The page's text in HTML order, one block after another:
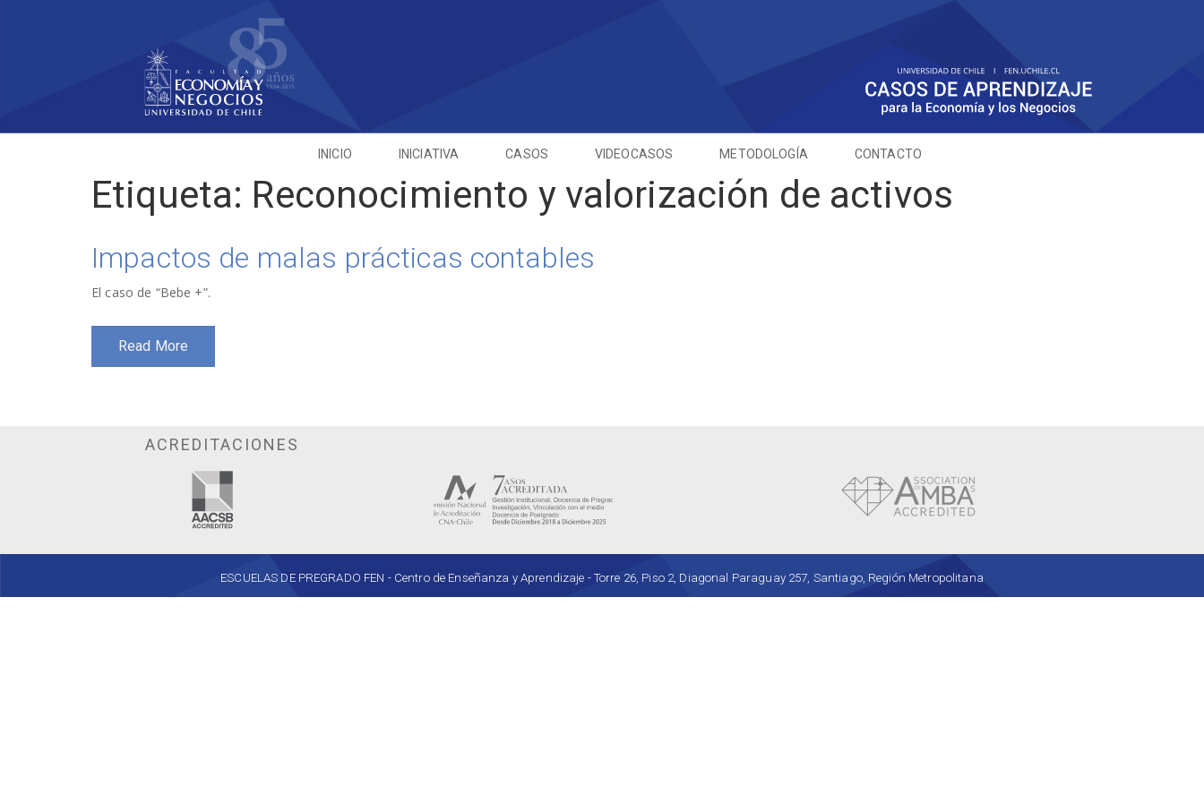
INICIO INICIATIVA CASOS VIDEOCASOS METODOLOGÍA CONTACTO
Etiqueta: Reconocimiento y valorización de activos
Impactos de malas prácticas contables
El caso de “Bebe +”.
Read More
ACREDITACIONES
ESCUELAS DE PREGRADO FEN - Centro de Enseñanza y Aprendizaje - Torre 26, Piso 2, Diagonal Paraguay 257, Santiago, Región Metropolitana